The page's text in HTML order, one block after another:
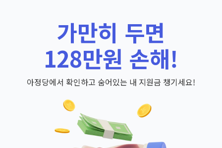
가만히 두면
128만원 손해!
아정당에서 확인하고 숨어있는 내 지원금 챙기세요!